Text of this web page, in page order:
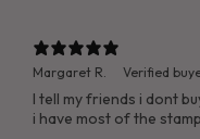
Margaret R.
Verified
I tell my friends i dont
i have most of the